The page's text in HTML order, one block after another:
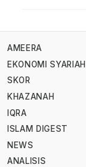
AMEERA
EKONOMI SYARIAH
SKOR
KHAZANAH
IQRA
ISLAM DIGEST
NEWS
ANALISIS